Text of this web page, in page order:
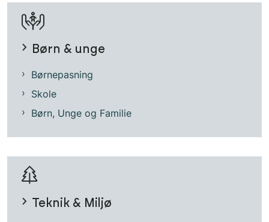
Børn & unge
Børnepasning
Skole
Børn, Unge og Familie
Teknik & Miljø